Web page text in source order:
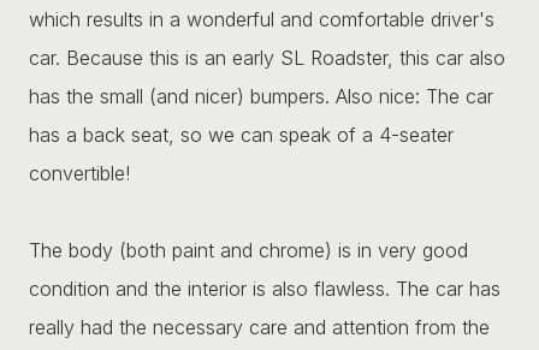
which results in a wonderful and comfortable driver's
car. Because this is an early SL Roadster, this car also
has the small (and nicer) bumpers. Also nice: The car
has a back seat, so we can speak of a 4-seater
convertible!
The body (both paint and chrome) is in very good
condition and the interior is also flawless. The car has
really had the necessary care and attention from the